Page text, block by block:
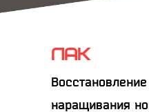
ЛАК
наращивания